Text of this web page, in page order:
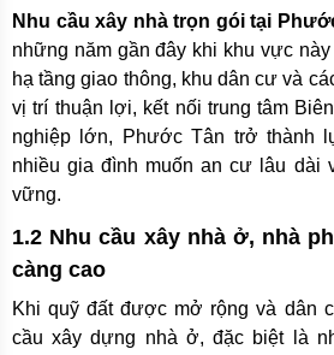
Nhu cầu xây nhà trọn gói tại
những năm gần đây khi khu vực
hạ tầng giao thông, khu dân cư và
vị trí thuận lợi, kết nối trung tâm
nghiệp lớn, Phước Tân trở thành
nhiều gia đình muốn an cư lâu dài
vững.
1.2 Nhu cầu xây nhà ở, nhà
càng cao
Khi quỹ đất được mở rộng và dân
cầu xây dựng nhà ở, đặc biệt là